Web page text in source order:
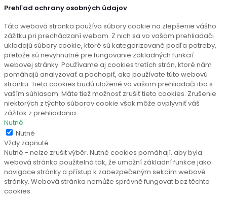
Prehľad ochrany osobných údajov
Táto webová stránka používa súbory cookie na zlepšenie vášho
zážitku pri prechádzaní webom. Z nich sa vo vašom prehliadači
ukladajú súbory cookie, ktoré sú kategorizované podľa potreby,
pretože sú nevyhnutné pre fungovanie základných funkcií
webovej stránky. Používame aj cookies tretích strán, ktoré nám
pomáhajú analyzovať a pochopiť, ako používate túto webovú
stránku. Tieto cookies budú uložené vo vašom prehliadači iba s
vaším súhlasom. Máte tiež možnosť zrušiť tieto cookies. Zrušenie
niektorých z týchto súborov cookie však môže ovplyvniť váš
zážitok z prehliadania.
Nutné
Nutné
Vždy zapnuté
Nutné - nelze zrušit výběr. Nutné cookies pomáhají, aby byla
webová stránka použitelná tak, že umožní základní funkce jako
navigace stránky a přístup k zabezpečeným sekcím webové
stránky. Webová stránka nemůže správně fungovat bez těchto
cookies.